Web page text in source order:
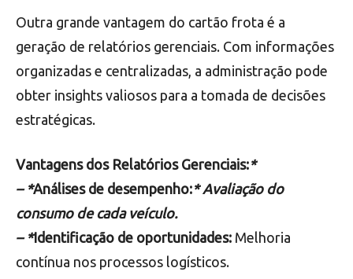
Outra grande vantagem do cartão frota é a
geração de relatórios gerenciais. Com informações
organizadas e centralizadas, a administração pode
obter insights valiosos para a tomada de decisões
estratégicas.
Vantagens dos Relatórios Gerenciais:*
– *Análises de desempenho:* Avaliação do
consumo de cada veículo.
– *Identificação de oportunidades: Melhoria
contínua nos processos logísticos.